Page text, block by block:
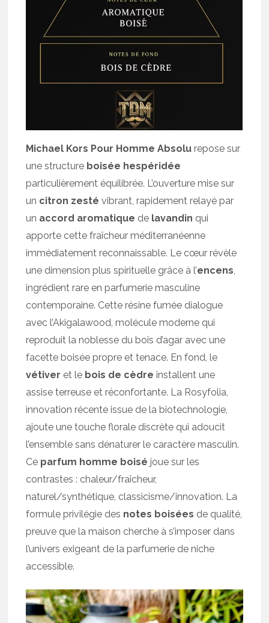
Michael Kors Pour Homme Absolu repose sur
une structure boisée hespéridée
particulièrement équilibrée. L’ouverture mise sur
un citron zesté vibrant, rapidement relayé par
un accord aromatique de lavandin qui
apporte cette fraîcheur méditerranéenne
immédiatement reconnaissable. Le cœur révèle
une dimension plus spirituelle grâce à l’encens,
ingrédient rare en parfumerie masculine
contemporaine. Cette résine fumée dialogue
avec l’Akigalawood, molécule moderne qui
reproduit la noblesse du bois d’agar avec une
facette boisée propre et tenace. En fond, le
vétiver et le bois de cèdre installent une
assise terreuse et réconfortante. La Rosyfolia,
innovation récente issue de la biotechnologie,
ajoute une touche florale discrète qui adoucit
l’ensemble sans dénaturer le caractère masculin.
Ce parfum homme boisé joue sur les
contrastes : chaleur/fraîcheur,
naturel/synthétique, classicisme/innovation. La
formule privilégie des notes boisées de qualité,
preuve que la maison cherche à s’imposer dans
l’univers exigeant de la parfumerie de niche
accessible.